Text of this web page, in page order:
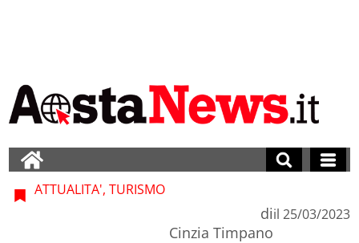
ATTUALITA', TURISMO
di
Cinzia Timpano
il 25/03/2023